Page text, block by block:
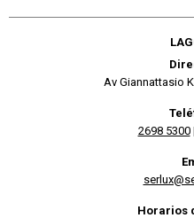
Av Giannattasio
2698 5300|
Horarios